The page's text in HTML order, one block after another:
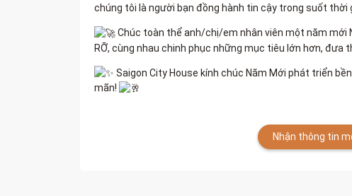
chúng tôi là người bạn đồng hành tin cậy trong suốt thời
Chúc toàn thể anh/chị/em nhân viên một năm mới
RỠ, cùng nhau chinh phục những mục tiêu lớn hơn, đưa
Saigon City House kính chúc Năm Mới phát triển
mãn!
Nhận thông tin